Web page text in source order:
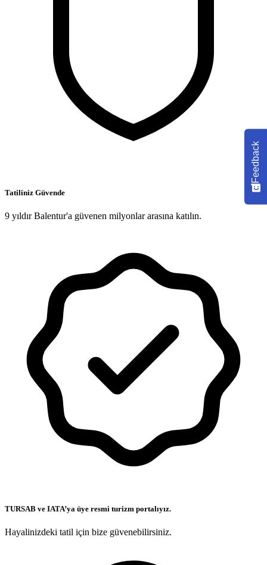
Tatiliniz Güvende
9 yıldır Balentur'a güvenen milyonlar arasına katılın.
TURSAB ve IATA’ya üye resmi turizm portalıyız.
Hayalinizdeki tatil için bize güvenebilirsiniz.
Feedback